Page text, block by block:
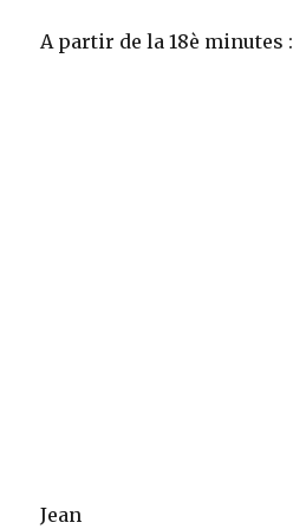
A partir de la 18è minutes :
Jean